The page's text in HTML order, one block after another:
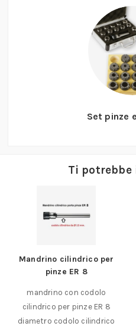
Set pinze
Ti potrebbe
Mandrino cilindrico per
pinze ER 8
mandrino con codolo
cilindrico per pinze ER 8
diametro codolo cilindrico